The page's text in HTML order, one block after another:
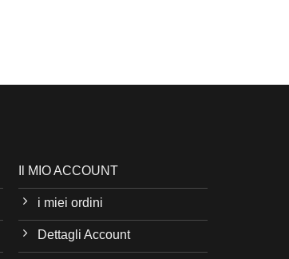
Il MIO ACCOUNT
i miei ordini
Dettagli Account